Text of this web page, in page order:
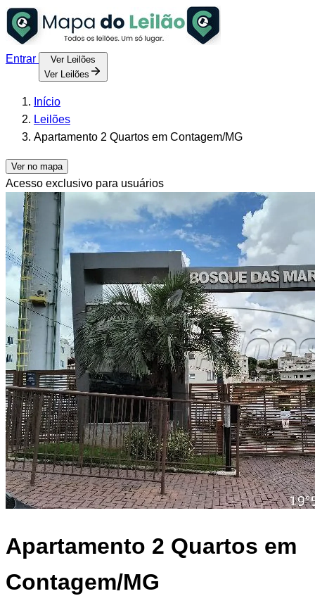
Entrar
Ver Leilões
Ver Leilões
Início
Leilões
Apartamento 2 Quartos em Contagem/MG
Ver no mapa
Acesso exclusivo para usuários
Apartamento 2 Quartos em
Contagem/MG